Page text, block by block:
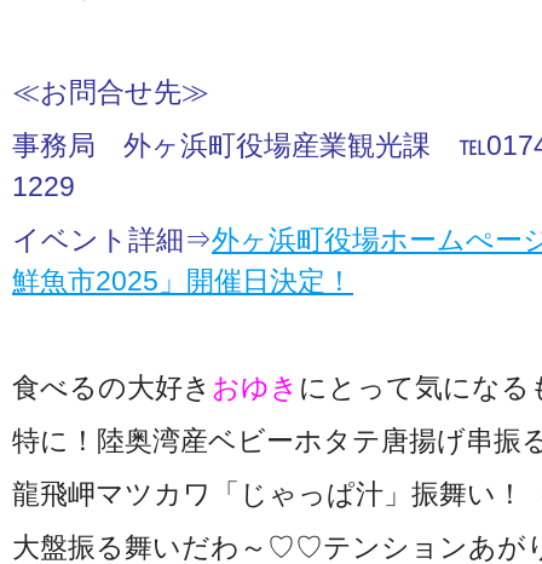
≪お問合せ先≫
事務局 外ヶ浜町役場産業観光課
1229
イベント詳細⇒外ヶ浜町役場ホームぺ
鮮魚市2025」開催日決定！
食べるの大好き おゆき にとって気にな
特に！陸奥湾産ベビーホタテ唐揚げ串振
龍飛岬マツカワ「じゃっぱ汁」振舞い！
大盤振る舞いだわ～♡♡テンションあが